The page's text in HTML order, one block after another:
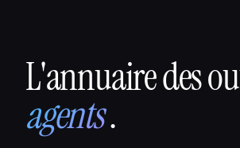
That AI Collection
L'annuaire des
agents.